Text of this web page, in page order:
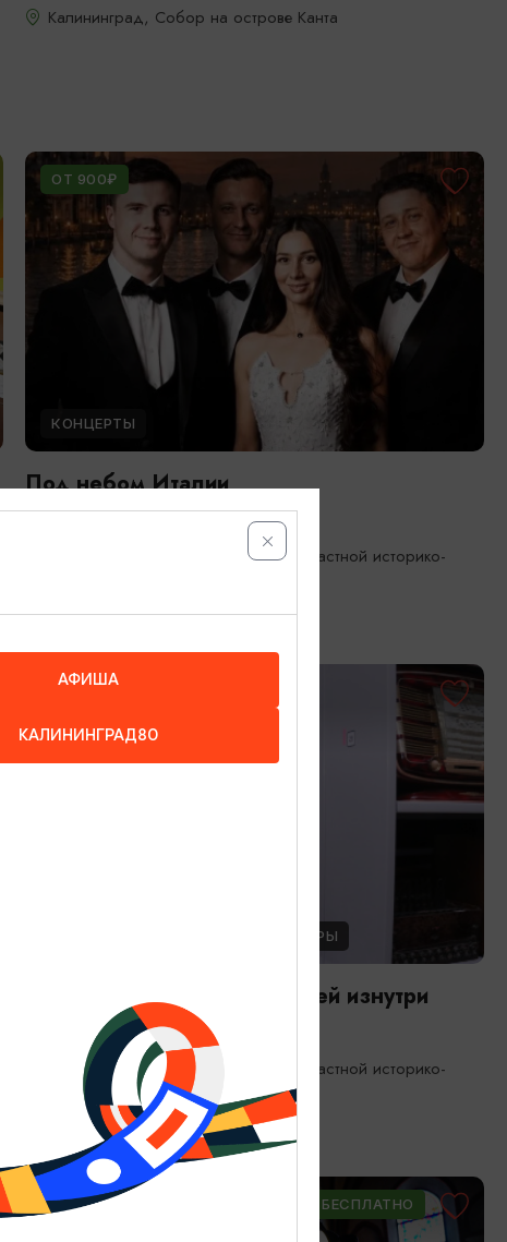
Калининград, Собор на острове Канта
ОТ 900₽
КОНЦЕРТЫ
Под небом Италии
Калининград, Калининградский областной историко-
ЭКСКУРСИИ УЧРЕЖДЕНИЙ КУЛЬТУРЫ
Экскурсия по фондам: Музей изнутри
08.08.2026 11:00, 13:00, 15:00
Калининград, Калининградский областной историко-
художественный музей
ОТ 900₽ БЕСПЛАТНО
АФИША
КАЛИНИНГРАД80